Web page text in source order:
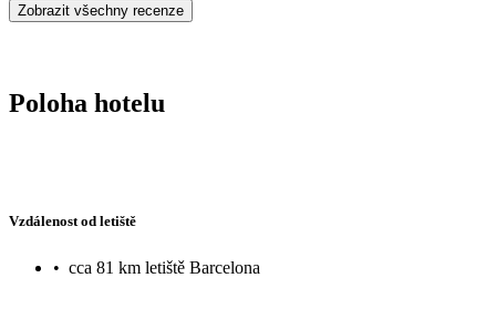
Zobrazit všechny recenze
Poloha hotelu
Vzdálenost od letiště
• cca 81 km letiště Barcelona